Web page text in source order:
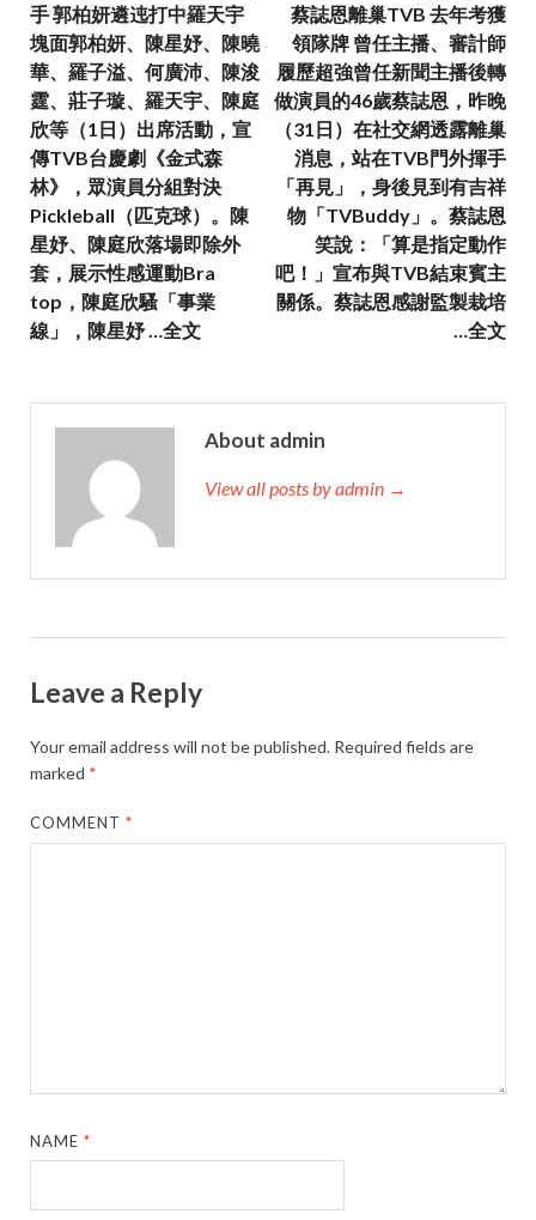
手 郭柏妍遴迍打中羅天宇
塊面郭柏妍、陳星妤、陳曉
華、羅子溢、何廣沛、陳浚
霆、莊子璇、羅天宇、陳庭
欣等（1日）出席活動，宣
傳TVB台慶劇《金式森
林》，眾演員分組對決
Pickleball（匹克球）。陳
星妤、陳庭欣落場即除外
套，展示性感運動Bra
top，陳庭欣騷「事業
線」，陳星妤 …全文
蔡誌恩離巢TVB 去年考獲
領隊牌 曾任主播、審計師
履歷超強曾任新聞主播後轉
做演員的46歲蔡誌恩，昨晚
（31日）在社交網透露離巢
消息，站在TVB門外揮手
「再見」，身後見到有吉祥
物「TVBuddy」。蔡誌恩
笑說：「算是指定動作
吧！」宣布與TVB結束賓主
關係。蔡誌恩感謝監製栽培
…全文
About admin
View all posts by admin →
Leave a Reply
Your email address will not be published. Required fields are
marked *
COMMENT*
NAME*